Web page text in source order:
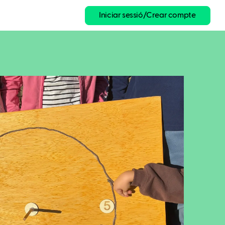
Iniciar sessió/Crear compte